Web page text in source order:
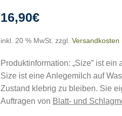
16,90€
inkl. 20 % MwSt. zzgl. Versandkosten
Produktinformation: „Size‟ ist
Size ist eine Anlegemilch auf
Zustand klebrig zu bleiben. Sie
Auftragen von Blatt- und